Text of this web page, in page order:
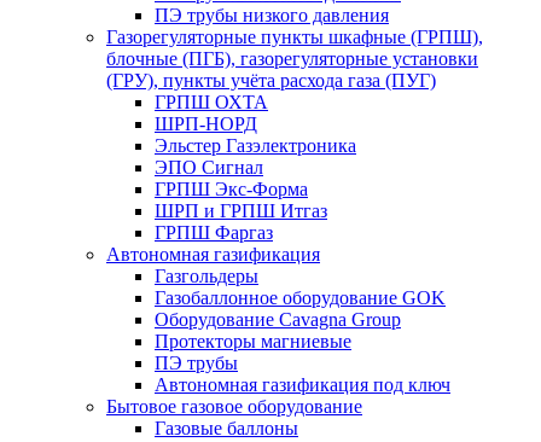
ПЭ трубы низкого давления
Газорегуляторные пункты шкафные (ГРПШ),
блочные (ПГБ), газорегуляторные установки
(ГРУ), пункты учёта расхода газа (ПУГ)
ГРПШ ОХТА
ШРП-НОРД
Эльстер Газэлектроника
ЭПО Сигнал
ГРПШ Экс-Форма
ШРП и ГРПШ Итгаз
ГРПШ Фаргаз
Автономная газификация
Газгольдеры
Газобаллонное оборудование GOK
Оборудование Cavagna Group
Протекторы магниевые
ПЭ трубы
Автономная газификация под ключ
Бытовое газовое оборудование
Газовые баллоны